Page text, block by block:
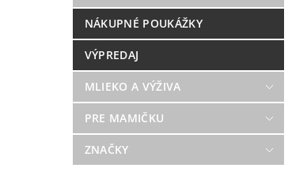
NÁKUPNÉ POUKÁŽKY
VÝPREDAJ
MLIEKO A VÝŽIVA
PRE MAMIČKU
ZNAČKY